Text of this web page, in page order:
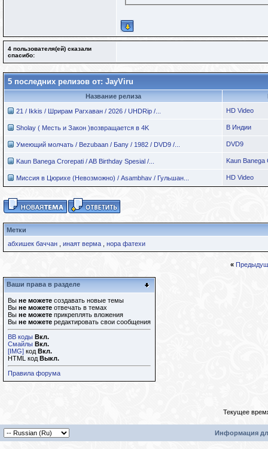
4 пользователя(ей) сказали
cпасибо:
5 последних релизов от: JayViru
Название релиза
21 / Ikkis / Шрирам Рагхаван / 2026 / UHDRip /... HD Video
Sholay ( Месть и Закон )возвращается в 4K В Индии
Умеющий молчать / Bezubaan / Бапу / 1982 / DVD9 /... DVD9
Kaun Banega Crorepati / AB Birthday Spesial /... Kaun Banega
Миссия в Цюрихе (Невозможно) / Asambhav / Гульшан... HD Video
Метки
абхишек баччан
инаят верма нора фатехи
«
Ваши права в разделе
Вы не можете создавать новые темы
Вы не можете отвечать в темах
Вы не можете прикреплять вложения
Вы не можете редактировать свои сообщения
BB коды Вкл.
Смайлы Вкл.
[IMG] код Вкл.
HTML код Выкл.
Правила форума
Текущее
Информация